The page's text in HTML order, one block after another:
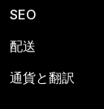
SEO
配送
通貨と翻訳